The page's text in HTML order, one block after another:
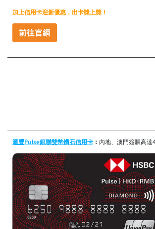
加上信用卡迎新優惠，出卡獎上獎！
滙豐Pulse銀聯雙幣鑽石信用卡 ： 內地、澳門簽賬高達